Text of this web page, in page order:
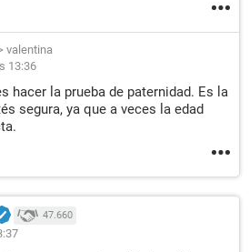
valentina
13:36
hacer la prueba de paternidad. Es la
segura, ya que a veces la edad
47.660